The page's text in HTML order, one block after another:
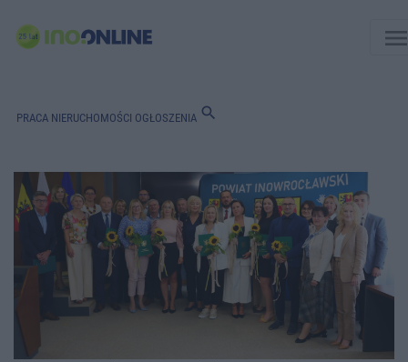
PRACA NIERUCHOMOŚCI OGŁOSZENIA search